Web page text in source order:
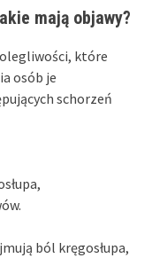
mają objawy?
które
osób je
schorzeń
ból kręgosłupa,